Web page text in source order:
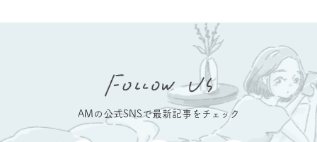
AMの公式SNSで最新記事をチェック